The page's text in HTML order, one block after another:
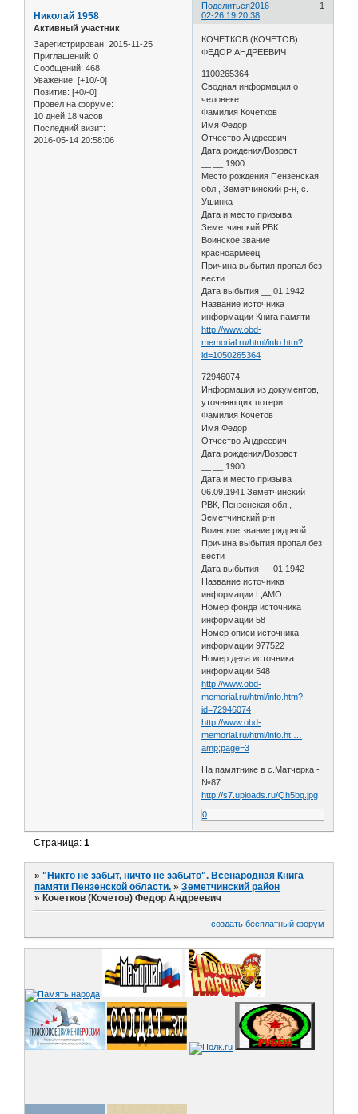
Поделиться 1
2016-
02-26 19:20:38
Николай 1958
Активный участник
Зарегистрирован: 2015-11-25
Приглашений: 0
Сообщений: 468
Уважение: [+10/-0]
Позитив: [+0/-0]
Провел на форуме:
10 дней 18 часов
Последний визит:
2016-05-14 20:58:06
КОЧЕТКОВ (КОЧЕТОВ)
ФЕДОР АНДРЕЕВИЧ
1100265364
Сводная информация о
человеке
Фамилия Кочетков
Имя Федор
Отчество Андреевич
Дата рождения/Возраст
__.__.1900
Место рождения Пензенская
обл., Земетчинский р-н, с.
Ушинка
Дата и место призыва
Земетчинский РВК
Воинское звание
красноармеец
Причина выбытия пропал без
вести
Дата выбытия __.01.1942
Название источника
информации Книга памяти
http://www.obd-
memorial.ru/html/info.htm?
id=1050265364
72946074
Информация из документов,
уточняющих потери
Фамилия Кочетов
Имя Федор
Отчество Андреевич
Дата рождения/Возраст
__.__.1900
Дата и место призыва
06.09.1941 Земетчинский
РВК, Пензенская обл.,
Земетчинский р-н
Воинское звание рядовой
Причина выбытия пропал без
вести
Дата выбытия __.01.1942
Название источника
информации ЦАМО
Номер фонда источника
информации 58
Номер описи источника
информации 977522
Номер дела источника
информации 548
http://www.obd-
memorial.ru/html/info.htm?
id=72946074
http://www.obd-
memorial.ru/html/info.ht …
amp;page=3
На памятнике в с.Матчерка -
№87
http://s7.uploads.ru/Qh5bq.jpg
0
Страница:1
»"Никто не забыт, ничто не забыто". Всенародная Книга
памяти Пензенской области. »Земетчинский район
» Кочетков (Кочетов) Федор Андреевич
создать бесплатный форум